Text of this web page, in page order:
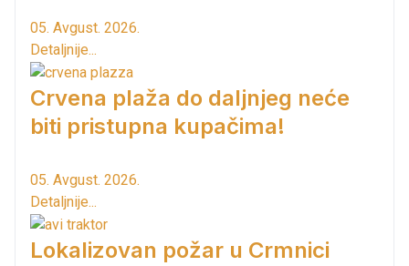
05. Avgust. 2026.
Detaljnije...
Crvena plaža do daljnjeg neće
biti pristupna kupačima!
05. Avgust. 2026.
Detaljnije...
Lokalizovan požar u Crmnici